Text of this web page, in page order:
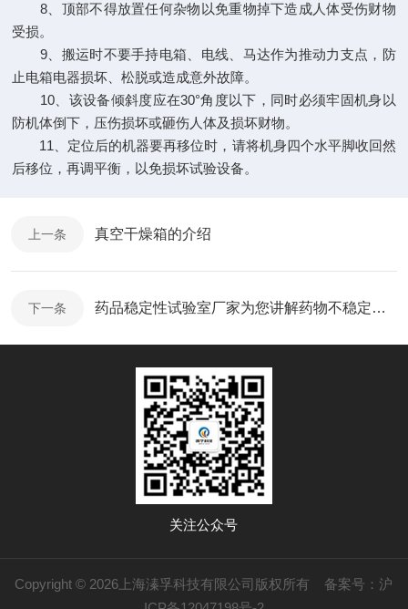
8、顶部不得放置任何杂物以免重物掉下造成人体受伤财物
受损。
9、搬运时不要手持电箱、电线、马达作为推动力支点，防
止电箱电器损坏、松脱或造成意外故障。
10、该设备倾斜度应在30°角度以下，同时必须牢固机身以
防机体倒下，压伤损坏或砸伤人体及损坏财物。
11、定位后的机器要再移位时，请将机身四个水平脚收回然
后移位，再调平衡，以免损坏试验设备。
上一条 真空干燥箱的介绍
下一条 药品稳定性试验室厂家为您讲解药物不稳定的类型
关注公众号
Copyright © 2026上海溱孚科技有限公司版权所有 备案号：沪